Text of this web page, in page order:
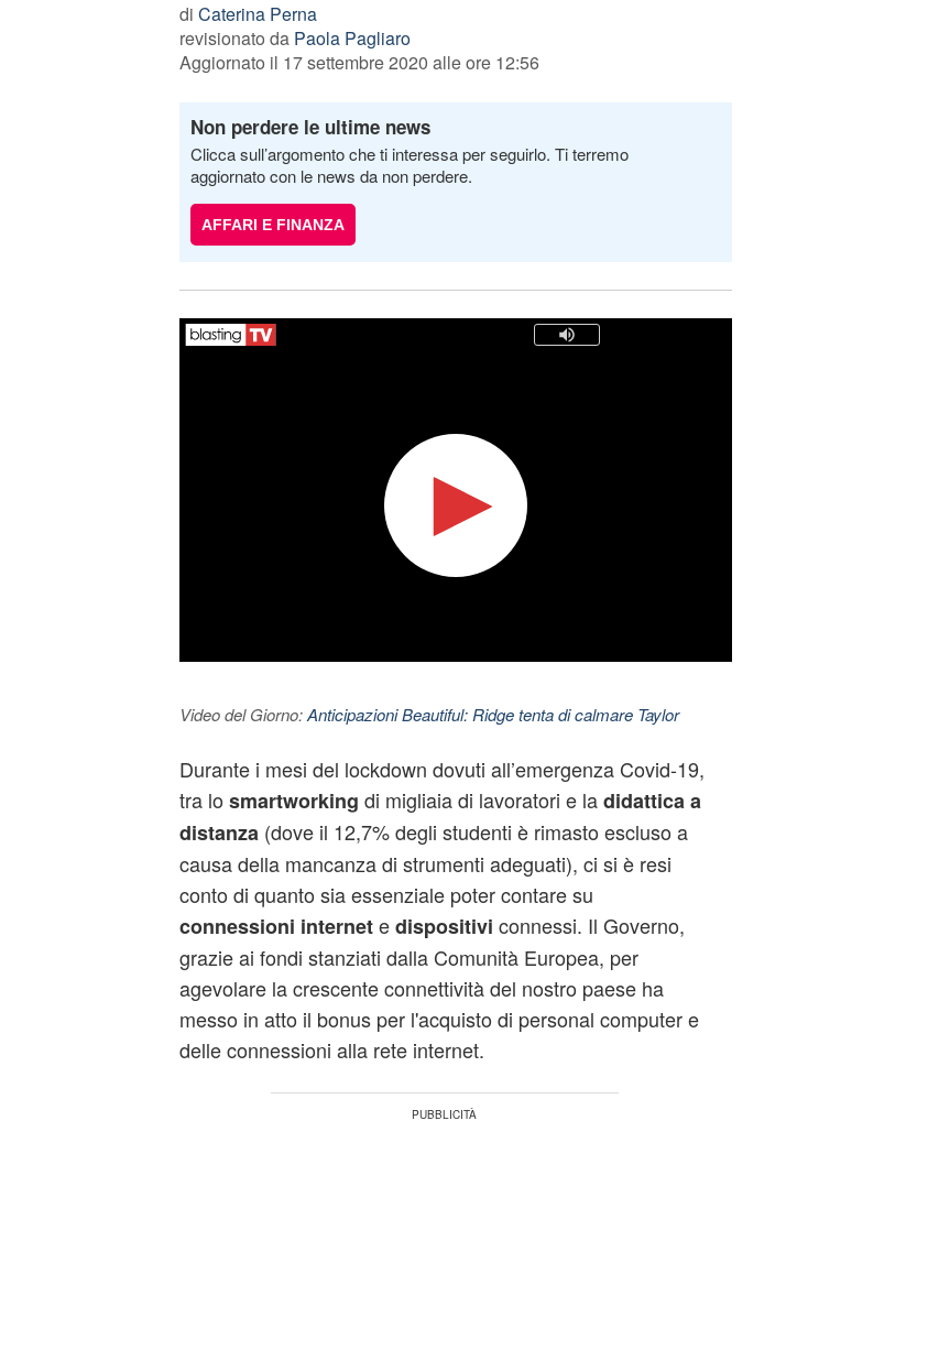
di Caterina Perna
revisionato da Paola Pagliaro
Aggiornato il 17 settembre 2020 alle ore 12:56
Non perdere le ultime news
Clicca sull’argomento che ti interessa per seguirlo. Ti terremo
aggiornato con le news da non perdere.
AFFARI E FINANZA
Video del Giorno:Anticipazioni Beautiful: Ridge tenta di calmare Taylor
Durante i mesi del lockdown dovuti all’emergenza Covid-19,
tra lo smartworking di migliaia di lavoratori e ladidattica a
distanza (dove il 12,7% degli studenti è rimasto escluso a
causa della mancanza di strumenti adeguati), ci si è resi
conto di quanto sia essenziale poter contare su
connessioni internetedispositivi connessi. Il Governo,
grazie ai fondi stanziati dalla Comunità Europea, per
agevolare la crescente connettività del nostro paese ha
messo in atto il bonus per l'acquisto di personal computer e
delle connessioni alla rete internet.